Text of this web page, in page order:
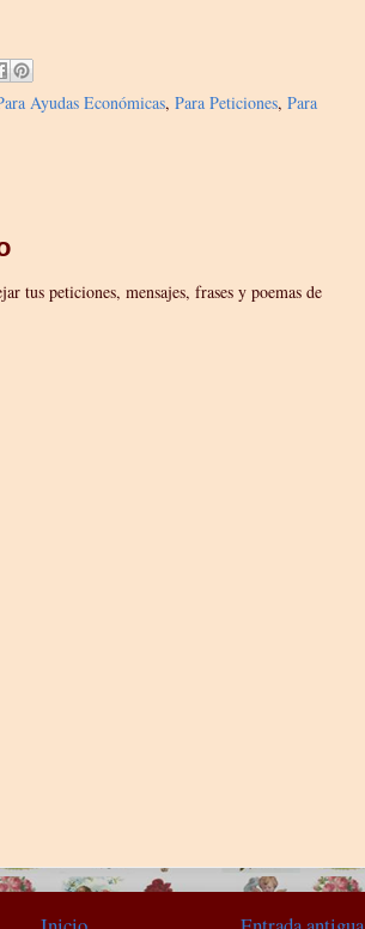
Ayudas Económicas, Para Peticiones, Para
tus peticiones, mensajes, frases y poemas de